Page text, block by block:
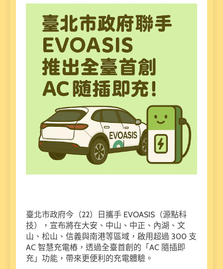
臺北市政府今（22）日攜手 EVOASIS（源點科
技），宣布將在大安、中山、中正、內湖、文
山、松山、信義與南港等區域，啟用超過 300 支
AC 智慧充電樁，透過全臺首創的「AC 隨插即
充」功能，帶來更便利的充電體驗。